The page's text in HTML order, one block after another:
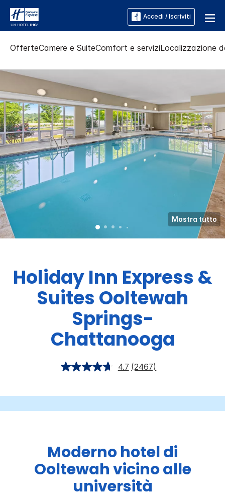
Accedi / Iscriviti
OfferteCamere e SuiteComfort e serviziLocalizzazione
Mostra tutto
Holiday Inn Express &
Suites Ooltewah
Springs-
Chattanooga
4.7 (2467)
Moderno hotel di
Ooltewah vicino alle
università